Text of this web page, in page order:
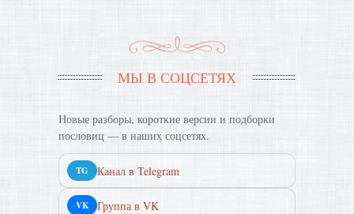
МЫ В СОЦСЕТЯХ
Новые разборы, короткие версии и подборки
пословиц — в наших соцсетях.
TG Канал в Telegram
VK Группа в VK